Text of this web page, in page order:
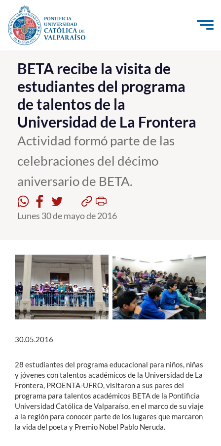
Click acá para ir directamente al contenido
La Universidad
Investigación, Creación e Innovación
PUCV Internacional
Vinculación con el Medio
Admisión
Pregrado
Postgrado
Formación Continua
Académicos
Funcionarios
Alumni
English
BETA recibe la visita de
estudiantes del programa
de talentos de la
Universidad de La Frontera
Actividad formó parte de las
celebraciones del décimo
aniversario de BETA.
Lunes 30 de mayo de 2016
30.05.2016
28 estudiantes del programa educacional para niños, niñas
y jóvenes con talentos académicos de la Universidad de La
Frontera, PROENTA-UFRO, visitaron a sus pares del
programa para talentos académicos BETA de la Pontificia
Universidad Católica de Valparaíso, en el marco de su viaje
a la región para conocer parte de los lugares que marcaron
la vida del poeta y Premio Nobel Pablo Neruda.